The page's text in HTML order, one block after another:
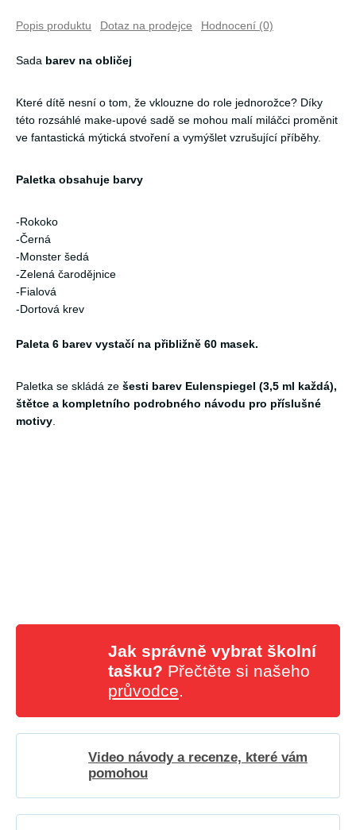
Popis produktu Dotaz na prodejce Hodnocení (0)
Sada barev na obličej
Které dítě nesní o tom, že vklouzne do role jednorožce? Díky
této rozsáhlé make-upové sadě se mohou malí miláčci proměnit
ve fantastická mýtická stvoření a vymýšlet vzrušující příběhy.
Paletka obsahuje barvy
-Rokoko
-Černá
-Monster šedá
-Zelená čarodějnice
-Fialová
-Dortová krev
Paleta 6 barev vystačí na přibližně 60 masek.
Paletka se skládá ze šesti barev Eulenspiegel (3,5 ml každá),
štětce a kompletního podrobného návodu pro příslušné
motivy.
Jak správně vybrat školní
tašku? Přečtěte si našeho
průvodce.
Video návody a recenze, které vám
pomohou